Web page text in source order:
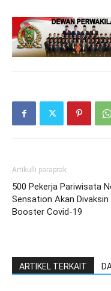
Artikulli paraprak
500 Pekerja Pariwisata
Sensation Akan Divaksin
Booster Covid-19
ARTIKEL TERKAIT